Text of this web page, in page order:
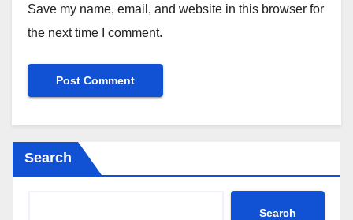
Save my name, email, and website in this browser for
the next time I comment.
Search
Search